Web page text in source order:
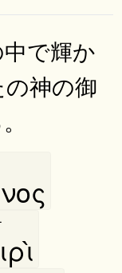
で輝か
神の御